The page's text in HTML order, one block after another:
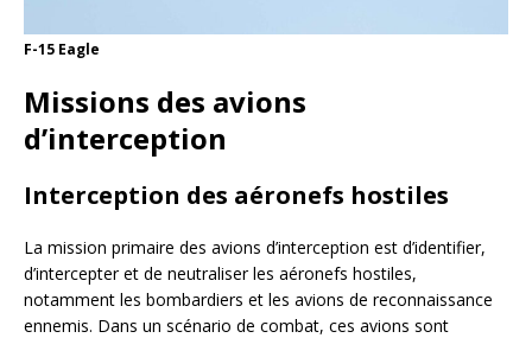
F-15 Eagle
Missions des avions
d’interception
Interception des aéronefs hostiles
La mission primaire des avions d’interception est d’identifier,
d’intercepter et de neutraliser les aéronefs hostiles,
notamment les bombardiers et les avions de reconnaissance
ennemis. Dans un scénario de combat, ces avions sont